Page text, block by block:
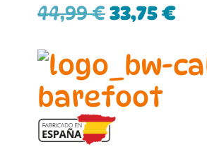
FlexiNens
Magical Shoes
44,99€33,75€